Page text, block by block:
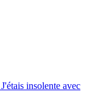
insolente avec